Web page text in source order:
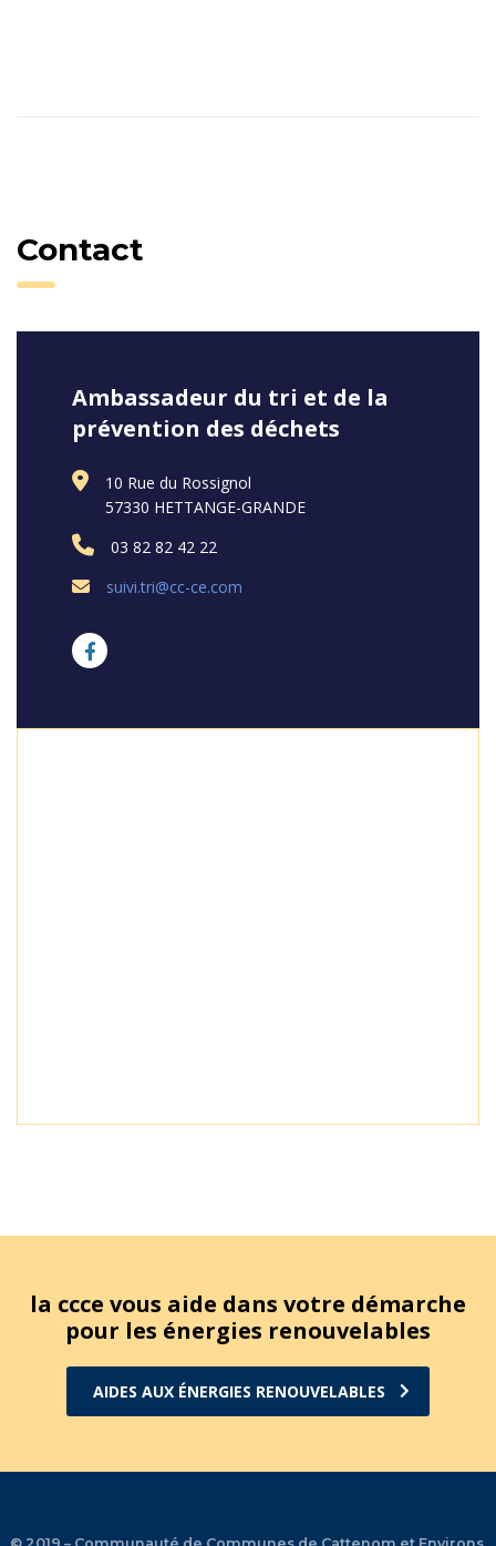
Contact
Ambassadeur du tri et de la
prévention des déchets
10 Rue du Rossignol
57330 HETTANGE-GRANDE
03 82 82 42 22
suivi.tri@cc-ce.com
la ccce vous aide dans votre démarche
pour les énergies renouvelables
AIDES AUX ÉNERGIES RENOUVELABLES